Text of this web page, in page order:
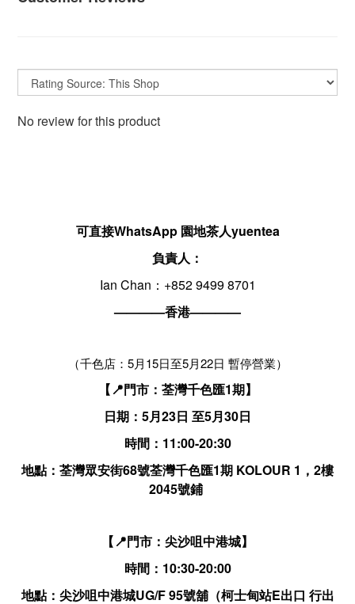
No review for this product
可直接WhatsApp 園地茶人yuentea
負責人：
Ian Chan：+852 9499 8701
————香港————
（千色店：5月15日至5月22日 暫停營業）
【📍門市：荃灣千色匯1期】
日期：5月23日 至5月30日
時間：11:00-20:30
地點：荃灣眾安街68號荃灣千色匯1期 KOLOUR 1，2樓
2045號鋪
【📍門市：尖沙咀中港城】
時間：10:30-20:00
地點：尖沙咀中港城UG/F 95號舖（柯士甸站E出口 行出